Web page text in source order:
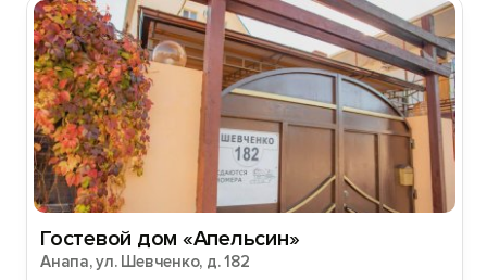
Гостевой дом «Апельсин»
Анапа, ул. Шевченко, д. 182